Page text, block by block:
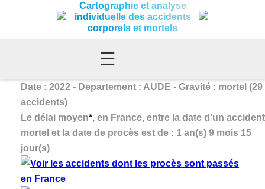
Cartographie et analyse
individuelle des accidents
corporels et mortels
☰
Date : 2022 - Departement : AUDE - Gravité : mortel (29
accidents)
Le délai moyen*, en France, entre la date d'un accident
mortel et la date de procès est de : 1 an(s) 9 mois 15
jour(s)